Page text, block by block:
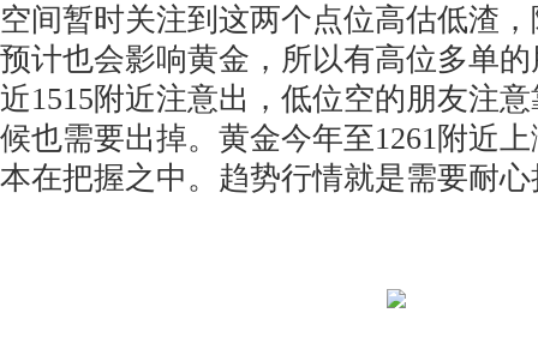
空间暂时关注到这两个点位高估低渣
预计也会影响黄金，所以有高位多单
近1515附近注意出，低位空的朋友注
候也需要出掉。黄金今年至1261附近
本在把握之中。趋势行情就是需要耐